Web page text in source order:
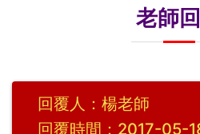
老師
回覆人：楊老師
回覆時間：2017-05-